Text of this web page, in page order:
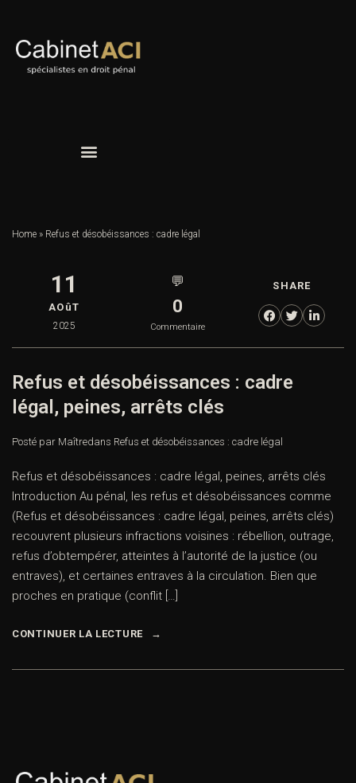
Home » Refus et désobéissances : cadre légal
11
AOûT
2025
💬
0
Commentaire
SHARE
Refus et désobéissances : cadre
légal, peines, arrêts clés
Posté par Maîtredans Refus et désobéissances : cadre légal
Refus et désobéissances : cadre légal, peines, arrêts clés
Introduction Au pénal, les refus et désobéissances comme
(Refus et désobéissances : cadre légal, peines, arrêts clés)
recouvrent plusieurs infractions voisines : rébellion, outrage,
refus d’obtempérer, atteintes à l’autorité de la justice (ou
entraves), et certaines entraves à la circulation. Bien que
proches en pratique (conflit […]
CONTINUER LA LECTURE